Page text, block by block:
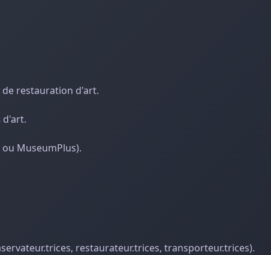
restauration d'art.
d'art.
MuseumPlus).
restaurateur.trices, transporteur.trices).